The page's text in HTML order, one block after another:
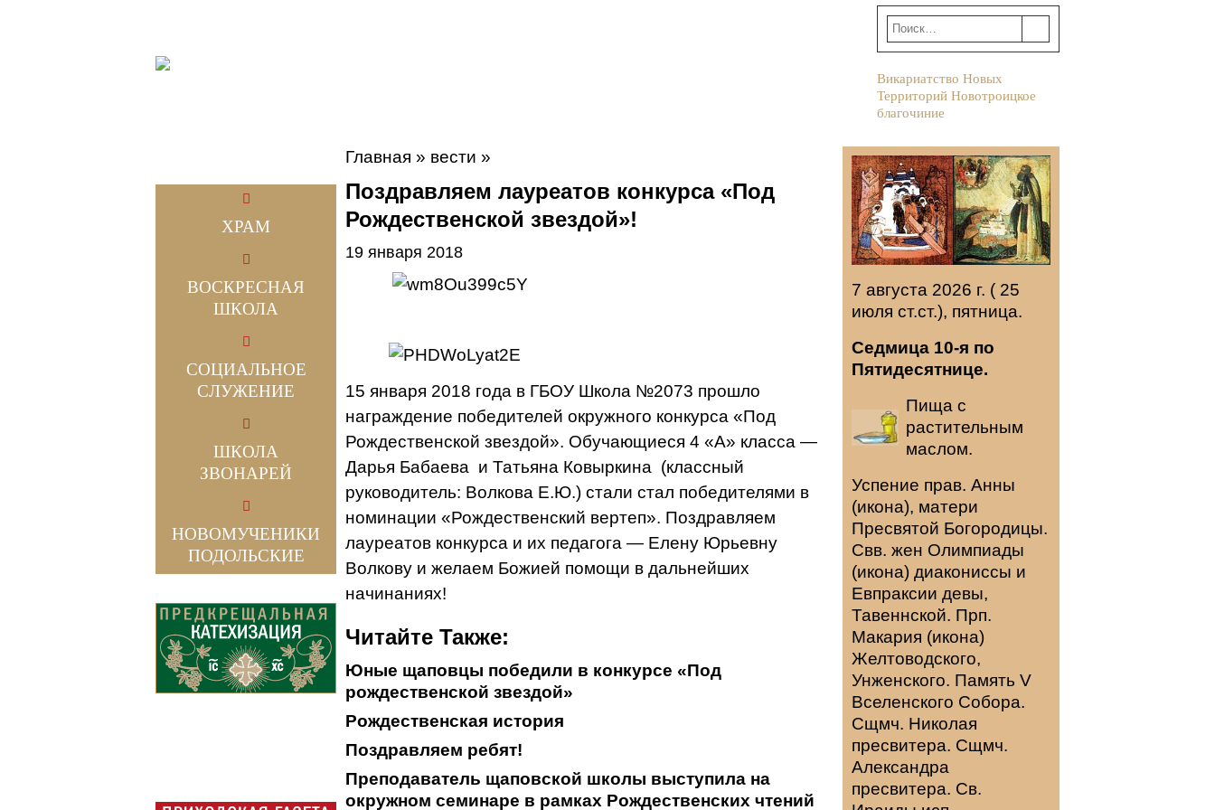
Викариатство Новых
Территорий Новотроицкое
благочиние
ХРАМ
ВОСКРЕСНАЯ
ШКОЛА
СОЦИАЛЬНОЕ
СЛУЖЕНИЕ
ШКОЛА
ЗВОНАРЕЙ
НОВОМУЧЕНИКИ
ПОДОЛЬСКИЕ
Главная » вести »
Поздравляем лауреатов конкурса «Под
Рождественской звездой»!
19 января 2018
15 января 2018 года в ГБОУ Школа №2073 прошло
награждение победителей окружного конкурса «Под
Рождественской звездой». Обучающиеся 4 «А» класса —
Дарья Бабаева и Татьяна Ковыркина (классный
руководитель: Волкова Е.Ю.) стали стал победителями в
номинации «Рождественский вертеп». Поздравляем
лауреатов конкурса и их педагога — Елену Юрьевну
Волкову и желаем Божией помощи в дальнейших
начинаниях!
Читайте Также:
Юные щаповцы победили в конкурсе «Под
рождественской звездой»
Рождественская история
Поздравляем ребят!
Преподаватель щаповской школы выступила на
окружном семинаре в рамках Рождественских чтений
7 августа 2026 г. ( 25
июля ст.ст.), пятница.
Седмица 10-я по
Пятидесятнице.
Пища с
растительным
маслом.
Успение прав. Анны
(икона), матери
Пресвятой Богородицы.
Свв. жен Олимпиады
(икона) диакониссы и
Евпраксии девы,
Тавеннской. Прп.
Макария (икона)
Желтоводского,
Унженского. Память V
Вселенского Собора.
Сщмч. Николая
пресвитера. Сщмч.
Александра
пресвитера. Св.